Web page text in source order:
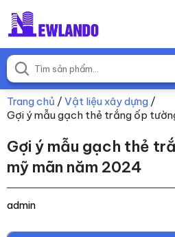
Trang chủ / Vật liệu xây dựng /
Gợi ý mẫu gạch thẻ trắng ốp
Gợi ý mẫu gạch thẻ
mỹ mãn năm 2024
admin